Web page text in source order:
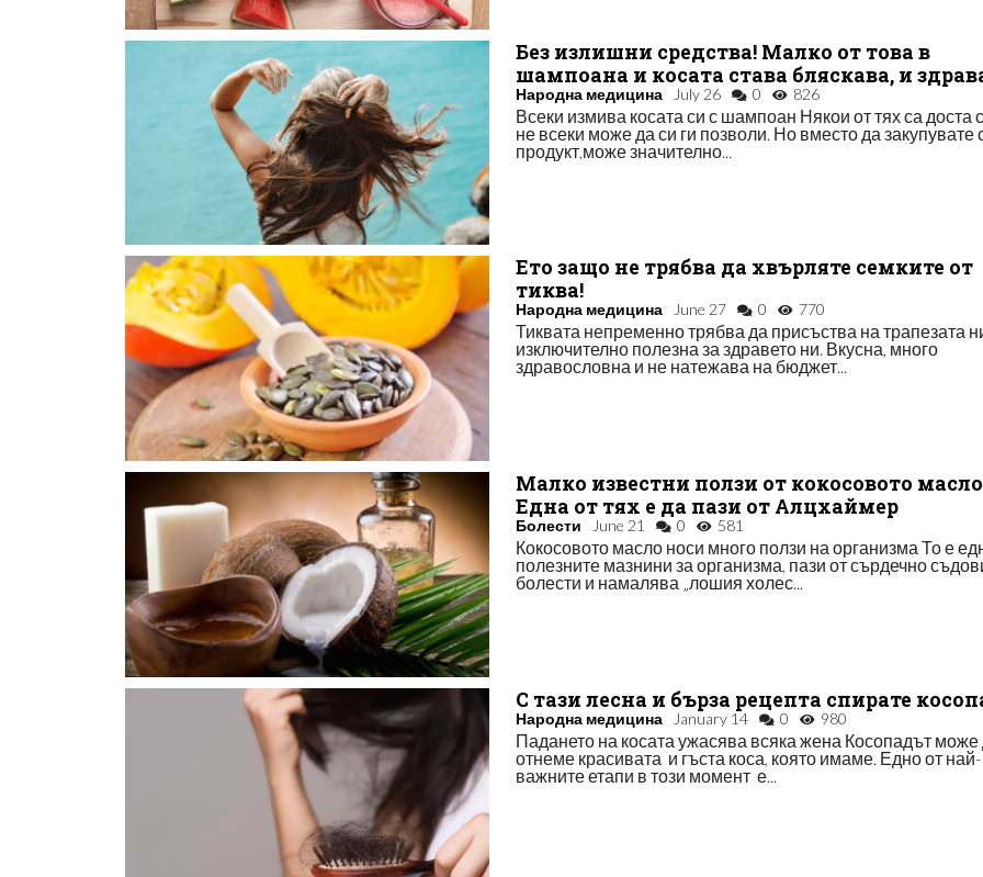
Без излишни средства! Малко от това в
шампоана и косата става бляскава, и
Народна медицина July 26 0 826
Всеки измива косата си с шампоан Някои от тях са доста
не всеки може да си ги позволи. Но вместо да закупувате
продукт,може значително...
Ето защо не трябва да хвърляте семките от
тиква!
Народна медицина June 27 0 770
Тиквата непременно трябва да присъства на трапезата
изключително полезна за здравето ни. Вкусна, много
здравословна и не натежава на бюджет...
Малко известни ползи от кокосовото
Една от тях е да пази от Алцхаймер
Болести June 21 0 581
Кокосовото масло носи много ползи на организма То е
полезните мазнини за организма, пази от сърдечно
болести и намалява „лошия холес...
С тази лесна и бърза рецепта спирате
Народна медицина January 14 0 980
Падането на косата ужасява всяка жена Косопадът може
отнеме красивата и гъста коса, която имаме. Едно от най-
важните етапи в този момент е...